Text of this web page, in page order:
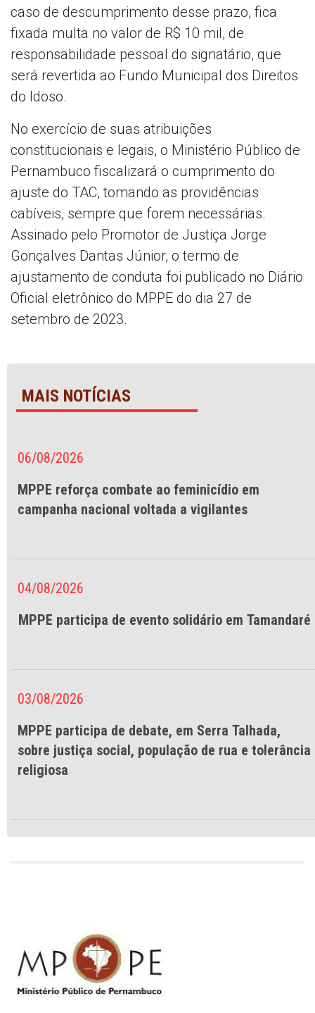
caso de descumprimento desse prazo, fica
fixada multa no valor de R$ 10 mil, de
responsabilidade pessoal do signatário, que
será revertida ao Fundo Municipal dos Direitos
do Idoso.
No exercício de suas atribuições
constitucionais e legais, o Ministério Público de
Pernambuco fiscalizará o cumprimento do
ajuste do TAC, tomando as providências
cabíveis, sempre que forem necessárias.
Assinado pelo Promotor de Justiça Jorge
Gonçalves Dantas Júnior, o termo de
ajustamento de conduta foi publicado no Diário
Oficial eletrônico do MPPE do dia 27 de
setembro de 2023.
MAIS NOTÍCIAS
06/08/2026
MPPE reforça combate ao feminicídio em
campanha nacional voltada a vigilantes
04/08/2026
MPPE participa de evento solidário em Tamandaré
03/08/2026
MPPE participa de debate, em Serra Talhada,
sobre justiça social, população de rua e tolerância
religiosa